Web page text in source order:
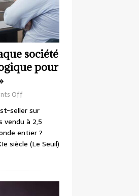
société
pour
Off
seller sur
vendu à 2,5
entier ?
siècle (Le Seuil)